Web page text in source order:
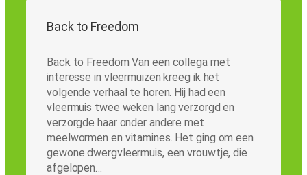
Back to Freedom
Back to Freedom Van een collega met
interesse in vleermuizen kreeg ik het
volgende verhaal te horen. Hij had een
vleermuis twee weken lang verzorgd en
verzorgde haar onder andere met
meelwormen en vitamines. Het ging om een
gewone dwergvleermuis, een vrouwtje, die
afgelopen…